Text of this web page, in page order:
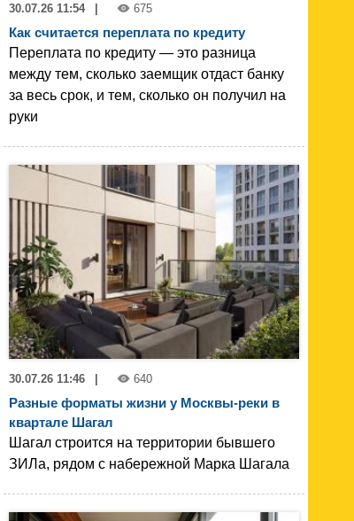
30.07.26 11:54 675
Как считается переплата по кредиту
Переплата по кредиту — это разница
между тем, сколько заемщик отдаст банку
за весь срок, и тем, сколько он получил на
руки
30.07.26 11:46 | 640
Разные форматы жизни у Москвы-реки в
квартале Шагал
Шагал строится на территории бывшего
ЗИЛа, рядом с набережной Марка Шагала